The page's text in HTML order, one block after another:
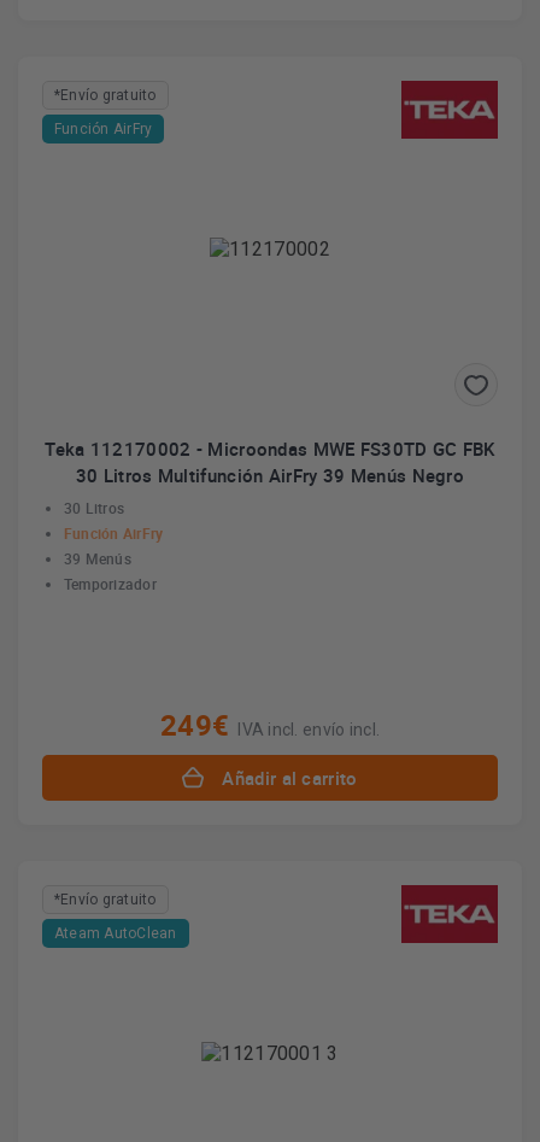
*Envío gratuito
Función AirFry
Teka 112170002 - Microondas MWE FS30TD GC FBK
30 Litros Multifunción AirFry 39 Menús Negro
30 Litros
Función AirFry
39 Menús
Temporizador
249€ IVA incl. envío incl.
Añadir al carrito
*Envío gratuito
Ateam AutoClean